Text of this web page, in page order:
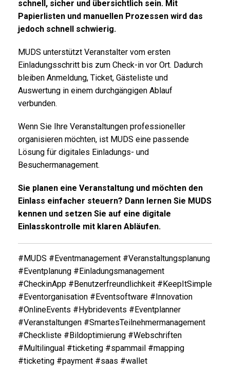
schnell, sicher und übersichtlich sein. Mit
Papierlisten und manuellen Prozessen wird das
jedoch schnell schwierig.
MUDS unterstützt Veranstalter vom ersten
Einladungsschritt bis zum Check-in vor Ort. Dadurch
bleiben Anmeldung, Ticket, Gästeliste und
Auswertung in einem durchgängigen Ablauf
verbunden.
Wenn Sie Ihre Veranstaltungen professioneller
organisieren möchten, ist MUDS eine passende
Lösung für digitales Einladungs- und
Besuchermanagement.
Sie planen eine Veranstaltung und möchten den
Einlass einfacher steuern? Dann lernen Sie MUDS
kennen und setzen Sie auf eine digitale
Einlasskontrolle mit klaren Abläufen.
#MUDS #Eventmanagement #Veranstaltungsplanung
#Eventplanung #Einladungsmanagement
#CheckinApp #Benutzerfreundlichkeit #KeepItSimple
#Eventorganisation #Eventsoftware #Innovation
#OnlineEvents #Hybridevents #Eventplanner
#Veranstaltungen #SmartesTeilnehmermanagement
#Checkliste #Bildoptimierung #Webschriften
#Multilingual #ticketing #spammail #mapping
#ticketing #payment #saas #wallet